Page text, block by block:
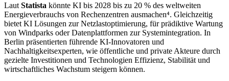
Laut Statista könnte KI bis 2028 bis zu 20 % des weltweiten
Energieverbrauchs von Rechenzentren ausmachen⁴. Gleichzeitig
bietet KI Lösungen zur Netzlastoptimierung, für prädiktive Wartung
von Windparks oder Datenplattformen zur Systemintegration. In
Berlin präsentierten führende KI-Innovatoren und
Nachhaltigkeitsexperten, wie öffentliche und private Akteure durch
gezielte Investitionen und Technologien Effizienz, Stabilität und
wirtschaftliches Wachstum steigern können.